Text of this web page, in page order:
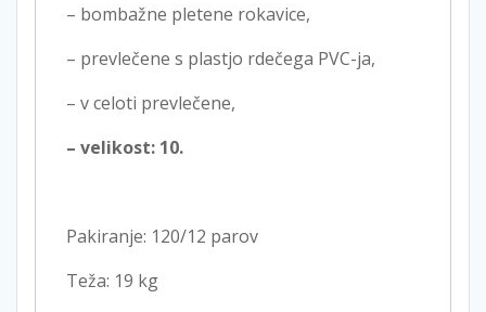
– bombažne pletene rokavice,
– prevlečene s plastjo rdečega PVC-ja,
– v celoti prevlečene,
– velikost: 10.
Pakiranje: 120/12 parov
Teža: 19 kg